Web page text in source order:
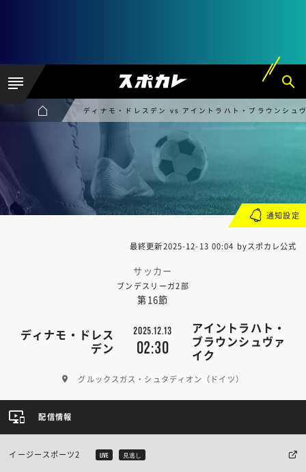
ディナモ・ドレスデン vs アイントラハト・ブラウンシュ
最終更新2025-12-13 00:04 byスポカレ公式
サッカー
ブンデスリーガ2部
第16節
ディナモ・ドレス
デン
2025.12.13
02:30
アイントラハト・
ブラウンシュヴァ
イク
グルックスガス・シュタディオン（ドイツ）
通知設定
配信情報
イージースポーツ2 LIVE 見逃し